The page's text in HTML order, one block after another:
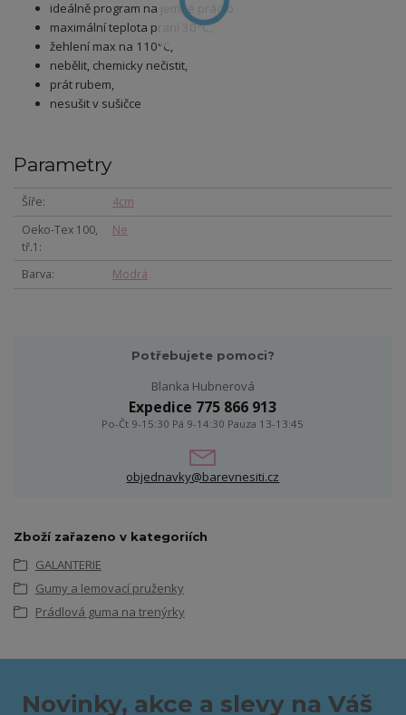
ideálně program na jemné prádlo
maximální teplota praní 30°C,
žehlení max na 110°C,
nebělit, chemicky nečistit,
prát rubem,
nesušit v sušičce
Parametry
Šíře
4cm
Oeko-Tex 100,
tř.1
Ne
Barva Modrá
Potřebujete pomoci?
Blanka Hubnerová
Expedice 775 866 913
Po-Čt 9-15:30 Pá 9-14:30 Pauza 13-13:45
objednavky@barevnesiti.cz
Zboží zařazeno v kategoriích
GALANTERIE
Gumy a lemovací pruženky
Prádlová guma na trenýrky
Novinky, akce a slevy na Váš